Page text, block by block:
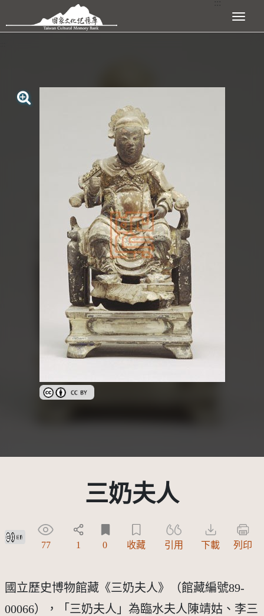
跳到主要內容區塊 展開選單
創用CC姓名標示 3.0 台灣及其後版本(CC BY 3.0 TW +)
三奶夫人
創用CC姓名標示 3.0 台灣及其後版本(CC BY 3.0 TW +)
77 1 0 收藏 引用 下載 列印
國立歷史博物館藏《三奶夫人》（館藏編號89-
00066），「三奶夫人」為臨水夫人陳靖姑、李三